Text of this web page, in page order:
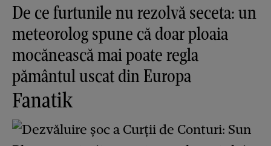
De ce furtunile nu rezolvă seceta: un
meteorolog spune că doar ploaia
mocănească mai poate regla
pământul uscat din Europa
Fanatik